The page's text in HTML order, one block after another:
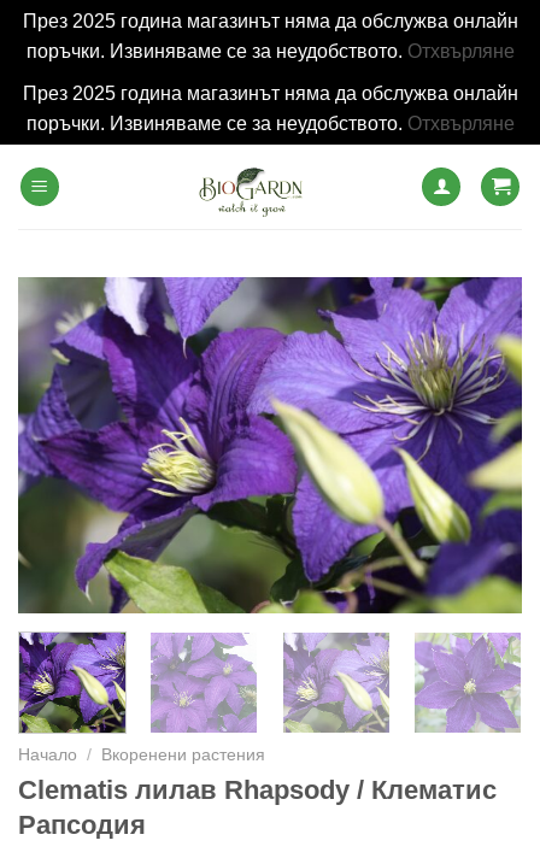
През 2025 година магазинът няма да обслужва онлайн
поръчки. Извиняваме се за неудобството. Отхвърляне
През 2025 година магазинът няма да обслужва онлайн
поръчки. Извиняваме се за неудобството. Отхвърляне
Начало / Вкоренени растения
Clematis лилав Rhapsody / Клематис
Рапсодия